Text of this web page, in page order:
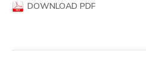
DOWNLOAD PDF